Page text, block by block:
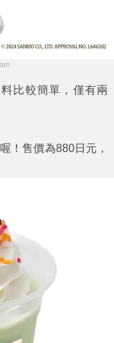
比較簡單，僅有兩
！售價為880日元，